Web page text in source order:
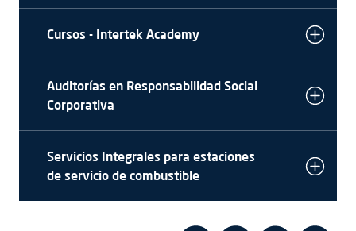
Cursos - Intertek Academy
Auditorías en Responsabilidad Social
Corporativa
Servicios Integrales para estaciones
de servicio de combustible